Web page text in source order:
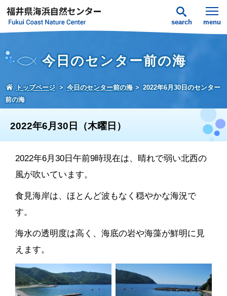
search menu
今日のセンター前の海
トップページ 今日のセンター前の海
2022年6月30日のセンター
前の海
2022年6月30日（木曜日）
2022年6月30日午前9時現在は、晴れで弱い北西の
風が吹いています。
食見海岸は、ほとんど波もなく穏やかな海況で
す。
海水の透明度は高く、海底の岩や海藻が鮮明に見
えます。